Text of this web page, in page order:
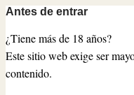
Antes de entrar
¿Tiene más de 18 años?
Este sitio web exige ser
contenido.